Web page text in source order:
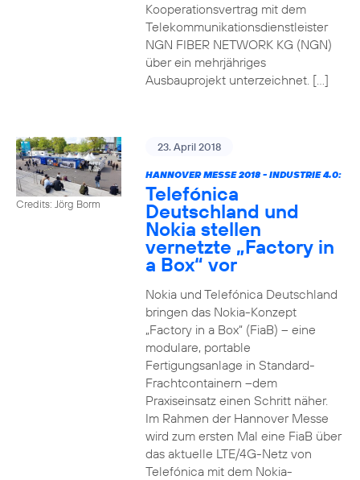
Kooperationsvertrag mit dem
Telekommunikationsdienstleister
NGN FIBER NETWORK KG (NGN)
über ein mehrjähriges
Ausbauprojekt unterzeichnet. […]
Credits: Jörg Borm
23. April 2018
HANNOVER MESSE 2018 - INDUSTRIE 4.0:
Telefónica
Deutschland und
Nokia stellen
vernetzte „Factory in
a Box“ vor
Nokia und Telefónica Deutschland
bringen das Nokia-Konzept
„Factory in a Box“ (FiaB) – eine
modulare, portable
Fertigungsanlage in Standard-
Frachtcontainern –dem
Praxiseinsatz einen Schritt näher.
Im Rahmen der Hannover Messe
wird zum ersten Mal eine FiaB über
das aktuelle LTE/4G-Netz von
Telefónica mit dem Nokia-